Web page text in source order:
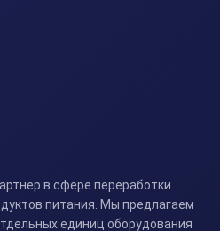
в сфере переработки
питания. Мы предлагаем
единиц оборудования